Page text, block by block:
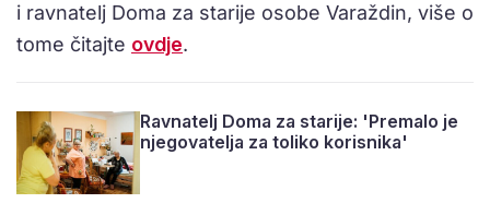
i ravnatelj Doma za starije osobe Varaždin, više o
tome čitajte ovdje.
Ravnatelj Doma za starije: 'Premalo je
njegovatelja za toliko korisnika'